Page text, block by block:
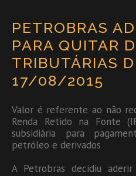
PETROBRAS
PARA QUITAR
TRIBUTÁRIAS
17/08/2015
Valor é referente ao não
Renda Retido na Fonte
subsidiária para
petróleo e derivados
A Petrobras decidiu